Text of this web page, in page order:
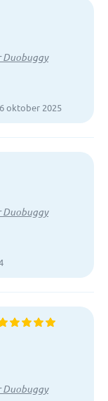
Duobuggy
oktober 2025
Duobuggy
Duobuggy